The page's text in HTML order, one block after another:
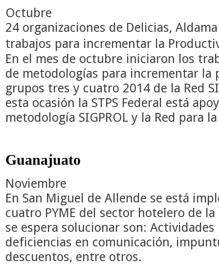
Octubre
24 organizaciones de Delicias,
trabajos para incrementar la
En el mes de octubre iniciaron los
de metodologías para incrementar la
grupos tres y cuatro 2014 de la Red
esta ocasión la STPS Federal está
metodología SIGPROL y la Red para
Guanajuato
Noviembre
En San Miguel de Allende se está
cuatro PYME del sector hotelero de
se espera solucionar son:
deficiencias en comunicación,
descuentos, entre otros.